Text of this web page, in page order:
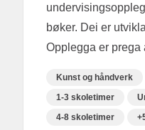
bøker. Dei er
Opplegga er prega
Kunst og håndverk
1-3 skoletimer
4-8 skoletimer